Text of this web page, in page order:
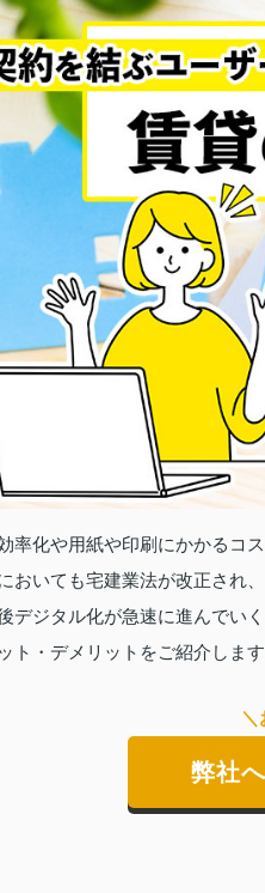
率化や用紙や印刷にかかるコ
おいても宅建業法が改正され
デジタル化が急速に進んでい
ト・デメリットをご紹介します
＼
弊社